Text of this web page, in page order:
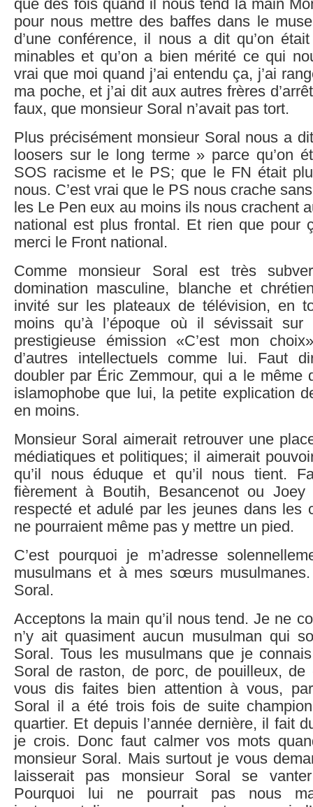
que des fois quand il nous tend la main
pour nous mettre des baffes dans le
d’une conférence, il nous a dit qu’on
minables et qu’on a bien mérité ce qui
vrai que moi quand j’ai entendu ça, j’ai
ma poche, et j’ai dit aux autres frères
faux, que monsieur Soral n’avait pas tort.
Plus précisément monsieur Soral nous a
loosers sur le long terme » parce qu’on
SOS racisme et le PS; que le FN était
nous. C’est vrai que le PS nous crache
les Le Pen eux au moins ils nous crachent
national est plus frontal. Et rien que pour
merci le Front national.
Comme monsieur Soral est très
domination masculine, blanche et
invité sur les plateaux de télévision, en
moins qu’à l’époque où il sévissait
prestigieuse émission «C’est mon
d’autres intellectuels comme lui. Faut
doubler par Éric Zemmour, qui a le même
islamophobe que lui, la petite explication
en moins.
Monsieur Soral aimerait retrouver une
médiatiques et politiques; il aimerait
qu’il nous éduque et qu’il nous tient.
fièrement à Boutih, Besancenot ou
respecté et adulé par les jeunes dans les
ne pourraient même pas y mettre un pied.
C’est pourquoi je m’adresse
musulmans et à mes sœurs
Soral.
Acceptons la main qu’il nous tend. Je ne
n’y ait quasiment aucun musulman qui
Soral. Tous les musulmans que je
Soral de raston, de porc, de pouilleux,
vous dis faites bien attention à vous,
Soral il a été trois fois de suite
quartier. Et depuis l’année dernière, il fait
je crois. Donc faut calmer vos mots
monsieur Soral. Mais surtout je vous
laisserait pas monsieur Soral se
Pourquoi lui ne pourrait pas nous